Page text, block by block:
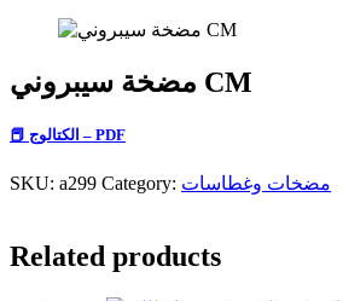
مضخة سيبروني CM
📕 الكتالوج – PDF
SKU: a299 Category: مضخات وغطاسات
Related products